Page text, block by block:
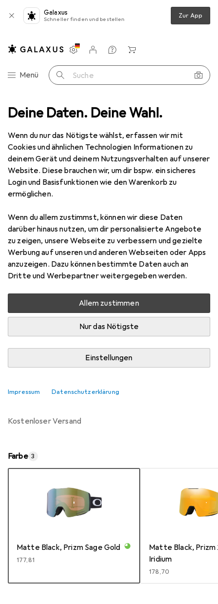
Deine Daten. Deine Wahl.
Wenn du nur das Nötigste wählst, erfassen wir mit
Cookies und ähnlichen Technologien Informationen zu
deinem Gerät und deinem Nutzungsverhalten auf unserer
Website. Diese brauchen wir, um dir bspw. ein sicheres
Login und Basisfunktionen wie den Warenkorb zu
ermöglichen.
Wenn du allem zustimmst, können wir diese Daten
darüber hinaus nutzen, um dir personalisierte Angebote
zu zeigen, unsere Webseite zu verbessern und gezielte
Werbung auf unseren und anderen Webseiten oder Apps
anzuzeigen. Dazu können bestimmte Daten auch an
Dritte und Werbepartner weitergegeben werden.
Allem zustimmen
Nur das Nötigste
Einstellungen
Impressum Datenschutzerklärung
Galaxus
Schneller finden und bestellen Zur App
Navigation nach Kategorien
Menü Suche
Einstellungen
Kundenkonto
Vergleichslisten
Merklisten
Warenkorb
Wintersport Schutzausrüstung Skibrille
7 Bilder
OakleyFall Line
EUR
177,81
1
Bewertungen Marke
Mehr von Oakley
Nur 3 Stück an Lager beim Drittanbieter
Lieferort angeben für genaue Lieferzeit
In den Warenkorb
Vergleichen
kostenloser Versand
Farbe 3
Matte Black, Prizm Sage Gold
EUR
177,81
Matte Black, Prizm
Iridium
EUR
178,70